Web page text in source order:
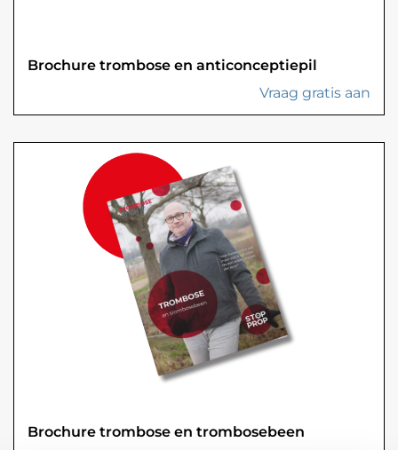
Brochure trombose en anticonceptiepil
Vraag gratis aan
Brochure trombose en trombosebeen